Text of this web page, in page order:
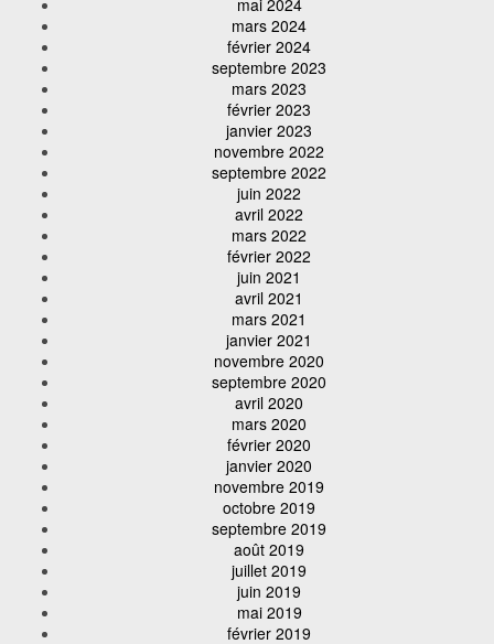
mars 2024
février 2024
septembre 2023
mars 2023
février 2023
janvier 2023
novembre 2022
septembre 2022
juin 2022
avril 2022
mars 2022
février 2022
juin 2021
avril 2021
mars 2021
janvier 2021
novembre 2020
septembre 2020
avril 2020
mars 2020
février 2020
janvier 2020
novembre 2019
octobre 2019
septembre 2019
août 2019
juillet 2019
juin 2019
mai 2019
février 2019